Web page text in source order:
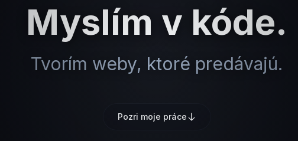
Myslím v kóde.
Tvorím weby, ktoré predávajú.
Pozri moje práce